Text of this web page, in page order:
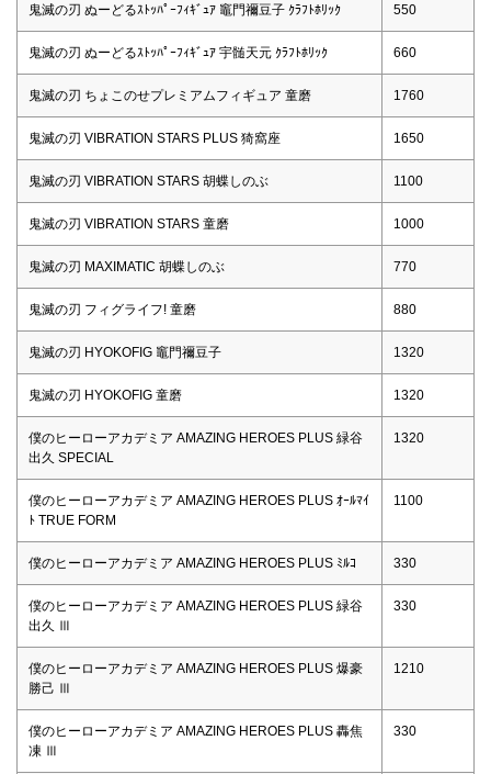
鬼滅の刃 ぬーどるｽﾄｯﾊﾟｰﾌｨｷﾞｭｱ 竈門禰豆子 ｸﾗﾌﾄﾎﾘｯｸ 550
鬼滅の刃 ぬーどるｽﾄｯﾊﾟｰﾌｨｷﾞｭｱ 宇髄天元 ｸﾗﾌﾄﾎﾘｯｸ 660
鬼滅の刃 ちょこのせプレミアムフィギュア 童磨 1760
鬼滅の刃 VIBRATION STARS PLUS 猗窩座 1650
鬼滅の刃 VIBRATION STARS 胡蝶しのぶ 1100
鬼滅の刃 VIBRATION STARS 童磨 1000
鬼滅の刃 MAXIMATIC 胡蝶しのぶ 770
鬼滅の刃 フィグライフ! 童磨 880
鬼滅の刃 HYOKOFIG 竈門禰豆子 1320
鬼滅の刃 HYOKOFIG 童磨 1320
僕のヒーローアカデミア AMAZING HEROES PLUS 緑谷
出久 SPECIAL
1320
僕のヒーローアカデミア AMAZING HEROES PLUS ｵｰﾙﾏｲ
ﾄ TRUE FORM
1100
僕のヒーローアカデミア AMAZING HEROES PLUS ﾐﾙｺ 330
僕のヒーローアカデミア AMAZING HEROES PLUS 緑谷
出久 Ⅲ
330
僕のヒーローアカデミア AMAZING HEROES PLUS 爆豪
勝己 Ⅲ
1210
僕のヒーローアカデミア AMAZING HEROES PLUS 轟焦
凍 Ⅲ
330